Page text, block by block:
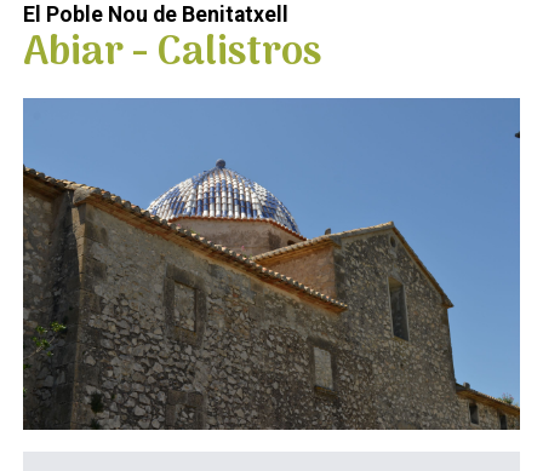
El Poble Nou de Benitatxell
Abiar - Calistros